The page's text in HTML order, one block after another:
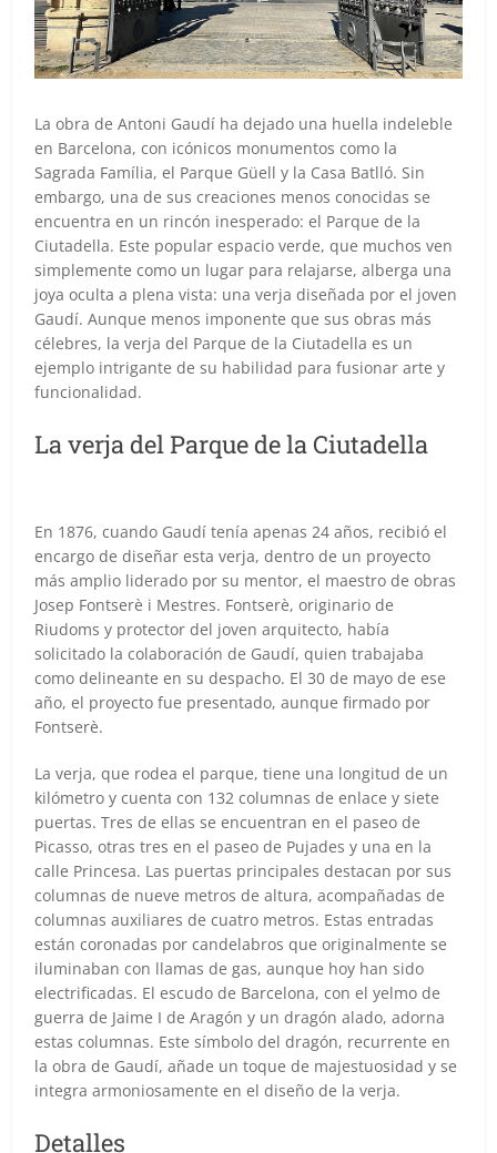
La obra de Antoni Gaudí ha dejado una huella indeleble
en Barcelona, con icónicos monumentos como la
Sagrada Família, el Parque Güell y la Casa Batlló. Sin
embargo, una de sus creaciones menos conocidas se
encuentra en un rincón inesperado: el Parque de la
Ciutadella. Este popular espacio verde, que muchos ven
simplemente como un lugar para relajarse, alberga una
joya oculta a plena vista: una verja diseñada por el joven
Gaudí. Aunque menos imponente que sus obras más
célebres, la verja del Parque de la Ciutadella es un
ejemplo intrigante de su habilidad para fusionar arte y
funcionalidad.
La verja del Parque de la Ciutadella
En 1876, cuando Gaudí tenía apenas 24 años, recibió el
encargo de diseñar esta verja, dentro de un proyecto
más amplio liderado por su mentor, el maestro de obras
Josep Fontserè i Mestres. Fontserè, originario de
Riudoms y protector del joven arquitecto, había
solicitado la colaboración de Gaudí, quien trabajaba
como delineante en su despacho. El 30 de mayo de ese
año, el proyecto fue presentado, aunque firmado por
Fontserè.
La verja, que rodea el parque, tiene una longitud de un
kilómetro y cuenta con 132 columnas de enlace y siete
puertas. Tres de ellas se encuentran en el paseo de
Picasso, otras tres en el paseo de Pujades y una en la
calle Princesa. Las puertas principales destacan por sus
columnas de nueve metros de altura, acompañadas de
columnas auxiliares de cuatro metros. Estas entradas
están coronadas por candelabros que originalmente se
iluminaban con llamas de gas, aunque hoy han sido
electrificadas. El escudo de Barcelona, con el yelmo de
guerra de Jaime I de Aragón y un dragón alado, adorna
estas columnas. Este símbolo del dragón, recurrente en
la obra de Gaudí, añade un toque de majestuosidad y se
integra armoniosamente en el diseño de la verja.
Detalles